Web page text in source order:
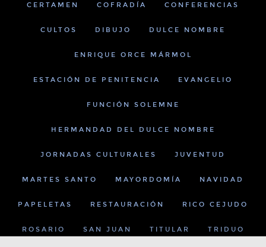
CERTAMEN COFRADÍA CONFERENCIAS
CULTOS DIBUJO DULCE NOMBRE
ENRIQUE ORCE MÁRMOL
ESTACIÓN DE PENITENCIA EVANGELIO
FUNCIÓN SOLEMNE
HERMANDAD DEL DULCE NOMBRE
JORNADAS CULTURALES JUVENTUD
MARTES SANTO MAYORDOMÍA NAVIDAD
PAPELETAS RESTAURACIÓN RICO CEJUDO
ROSARIO SAN JUAN TITULAR TRIDUO